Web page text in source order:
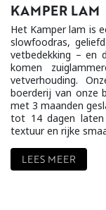
KAMPER LAM
Het Kamper lam is
slowfoodras,
vetbedekking – en
komen
vetverhouding.
boerderij van onze
met 3 maanden
tot 14 dagen
textuur en rijke
LEES MEER